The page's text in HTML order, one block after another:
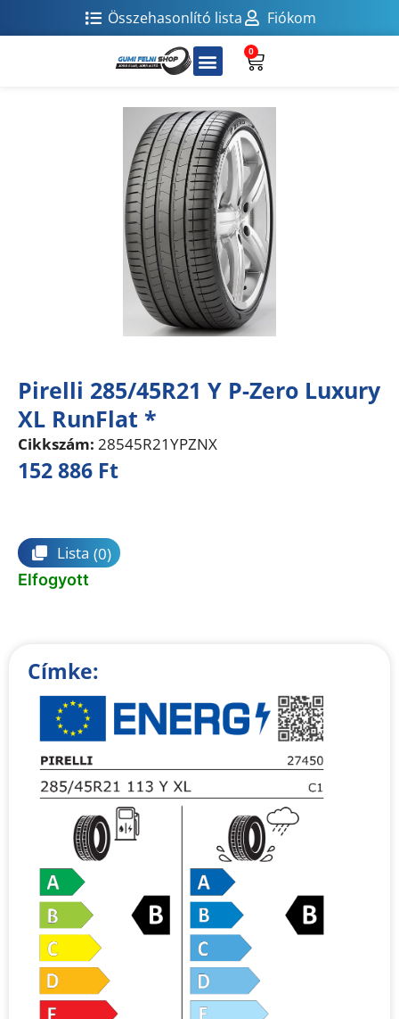
Összehasonlító lista Fiókom
0
Pirelli 285/45R21 Y P-Zero Luxury
XL RunFlat *
Cikkszám: 28545R21YPZNX
152 886 Ft
Lista (0)
Elfogyott
Címke: